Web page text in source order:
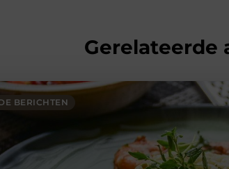
Gerelateerde
BERICHTEN